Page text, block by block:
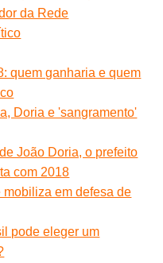
da Rede
quem ganharia e quem
Doria e 'sangramento'
João Doria, o prefeito
com 2018
em defesa de
pode eleger um